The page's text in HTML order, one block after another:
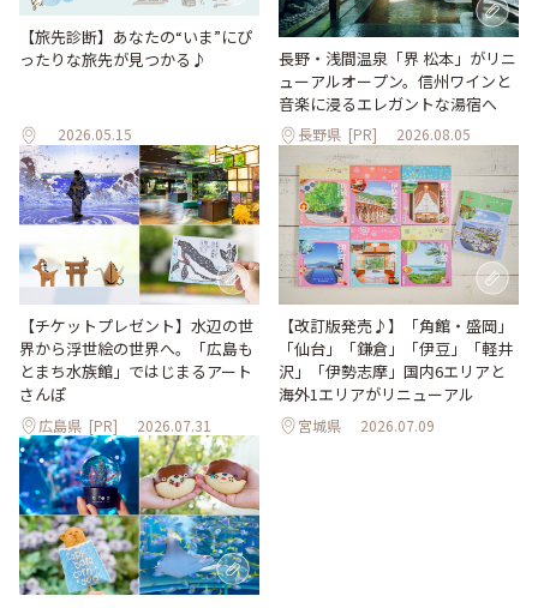
【旅先診断】あなたの“いま”にぴ
ったりな旅先が見つかる♪
2026.05.15
長野・浅間温泉「界 松本」がリニ
ューアルオープン。信州ワインと
音楽に浸るエレガントな湯宿へ
長野県 [PR] 2026.08.05
【チケットプレゼント】水辺の世
界から浮世絵の世界へ。「広島も
とまち水族館」ではじまるアート
さんぽ
広島県 [PR] 2026.07.31
【改訂版発売♪】「角館・盛岡」
「仙台」「鎌倉」「伊豆」「軽井
沢」「伊勢志摩」国内6エリアと
海外1エリアがリニューアル
宮城県 2026.07.09